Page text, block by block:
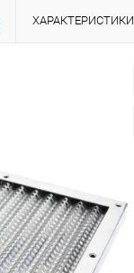
ХАРАКТЕРИСТИКИ